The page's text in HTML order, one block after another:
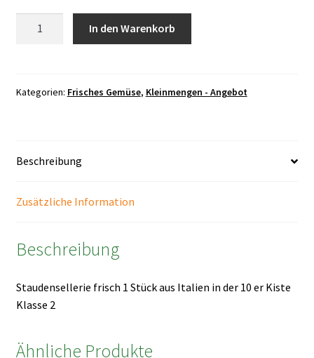
Menge
In den Warenkorb
Kategorien: Frisches Gemüse, Kleinmengen - Angebot
Beschreibung
Zusätzliche Information
Beschreibung
Staudensellerie frisch 1 Stück aus Italien in der 10 er Kiste
Klasse 2
Ähnliche Produkte